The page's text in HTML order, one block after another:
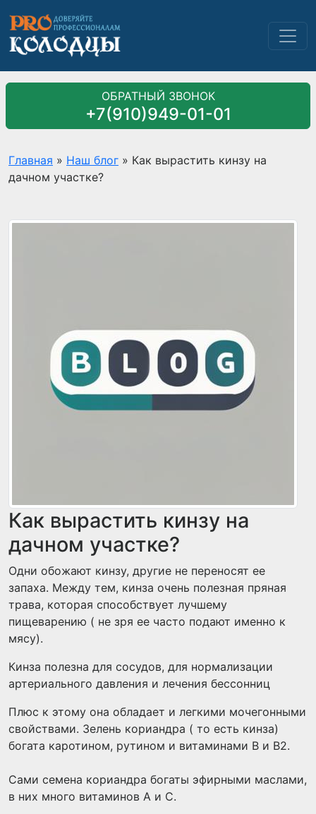
ОБРАТНЫЙ ЗВОНОК
+7(910)949-01-01
Главная » Наш блог » Как вырастить кинзу на
дачном участке?
Как вырастить кинзу на
дачном участке?
Одни обожают кинзу, другие не переносят ее
запаха. Между тем, кинза очень полезная пряная
трава, которая способствует лучшему
пищеварению ( не зря ее часто подают именно к
мясу).
Кинза полезна для сосудов, для нормализации
артериального давления и лечения бессонниц
Плюс к этому она обладает и легкими мочегонными
свойствами. Зелень кориандра ( то есть кинза)
богата каротином, рутином и витаминами В и В2.
Сами семена кориандра богаты эфирными маслами,
в них много витаминов А и С.